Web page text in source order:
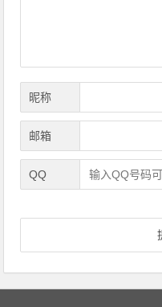
昵称
邮箱
QQ